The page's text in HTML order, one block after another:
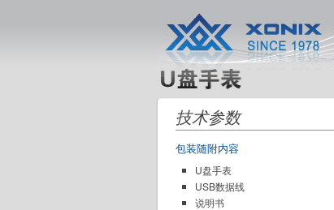
技术参数
包装随附内容
U盘手表
USB数据线
说明书